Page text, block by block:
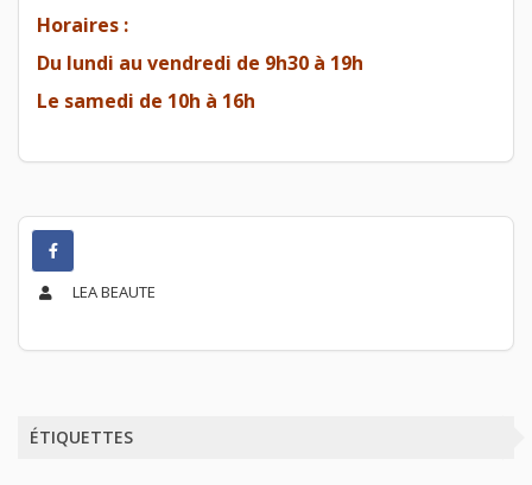
Horaires :
Du lundi au vendredi de 9h30 à 19h
Le samedi de 10h à 16h
LEA BEAUTE
ÉTIQUETTES